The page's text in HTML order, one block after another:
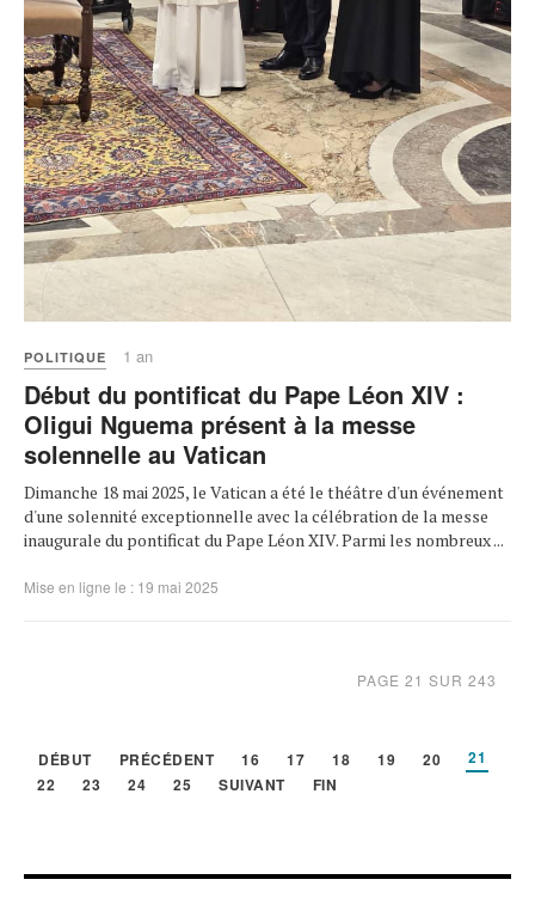
POLITIQUE 1 an
Début du pontificat du Pape Léon XIV :
Oligui Nguema présent à la messe
solennelle au Vatican
Dimanche 18 mai 2025, le Vatican a été le théâtre d'un événement
d'une solennité exceptionnelle avec la célébration de la messe
inaugurale du pontificat du Pape Léon XIV. Parmi les nombreux ...
Mise en ligne le : 19 mai 2025
PAGE 21 SUR 243
DÉBUT PRÉCÉDENT 16 17 18 19 20
21
22
23 24 25 SUIVANT FIN